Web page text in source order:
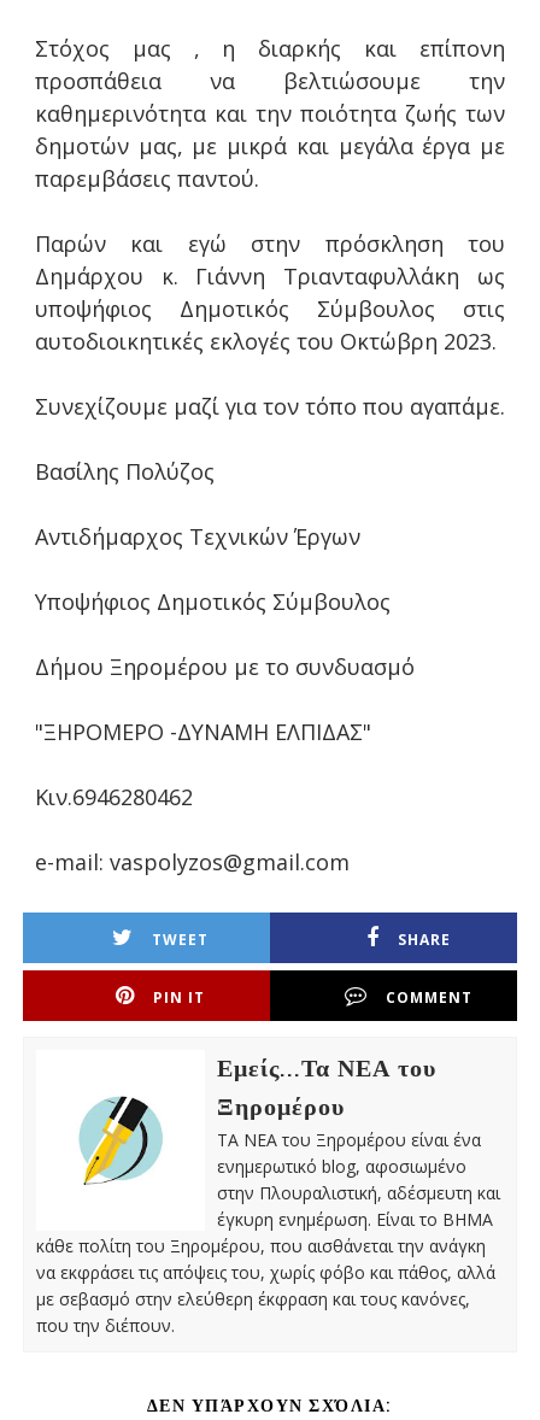
Στόχος μας , η διαρκής και επίπονη
προσπάθεια να βελτιώσουμε την
καθημερινότητα και την ποιότητα ζωής των
δημοτών μας, με μικρά και μεγάλα έργα με
παρεμβάσεις παντού.
Παρών και εγώ στην πρόσκληση του
Δημάρχου κ. Γιάννη Τριανταφυλλάκη ως
υποψήφιος Δημοτικός Σύμβουλος στις
αυτοδιοικητικές εκλογές του Οκτώβρη 2023.
Συνεχίζουμε μαζί για τον τόπο που αγαπάμε.
Βασίλης Πολύζος
Αντιδήμαρχος Τεχνικών Έργων
Υποψήφιος Δημοτικός Σύμβουλος
Δήμου Ξηρομέρου με το συνδυασμό
"ΞΗΡΟΜΕΡΟ -ΔΥΝΑΜΗ ΕΛΠΙΔΑΣ"
Κιν.6946280462
e-mail: vaspolyzos@gmail.com
TWEET SHARE
PIN IT COMMENT
Εμείς...Τα ΝΕΑ του
Ξηρομέρου
ΤΑ ΝΕΑ του Ξηρομέρου είναι ένα
ενημερωτικό blog, αφοσιωμένο
στην Πλουραλιστική, αδέσμευτη και
έγκυρη ενημέρωση. Είναι το ΒΗΜΑ
κάθε πολίτη του Ξηρομέρου, που αισθάνεται την ανάγκη
να εκφράσει τις απόψεις του, χωρίς φόβο και πάθος, αλλά
με σεβασμό στην ελεύθερη έκφραση και τους κανόνες,
που την διέπουν.
ΔΕΝ ΥΠΆΡΧΟΥΝ ΣΧΌΛΙΑ: